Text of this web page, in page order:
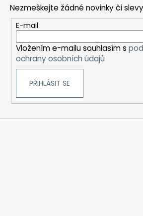
Nezmeškejte žádné novinky či
E-mail
Vložením e-mailu souhlasím s
ochrany osobních údajů
PŘIHLÁSIT SE